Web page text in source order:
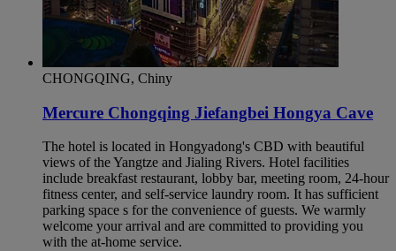
CHONGQING, Chiny
Mercure Chongqing Jiefangbei Hongya Cave
The hotel is located in Hongyadong's CBD with beautiful
views of the Yangtze and Jialing Rivers. Hotel facilities
include breakfast restaurant, lobby bar, meeting room, 24-hour
fitness center, and self-service laundry room. It has sufficient
parking space s for the convenience of guests. We warmly
welcome your arrival and are committed to providing you
with the at-home service.